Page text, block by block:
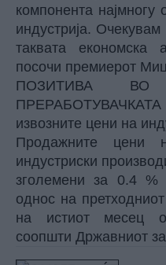
компонента најмногу
индустрија.
таквата економска
посочи премиерот
ПОЗИТИВА ВО
извозните цени на
Продажните цени
индустриски
зголемени за 0.4 %
однос на
на истиот месец
соопшти Државниот